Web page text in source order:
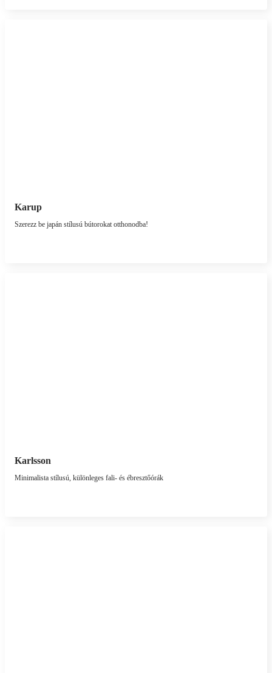
Karup
Szerezz be japán stílusú bútorokat otthonodba!
Karlsson
Minimalista stílusú, különleges fali- és ébresztőórák